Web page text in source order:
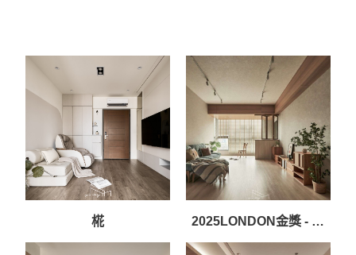
椛
2025LONDON金獎 - 暒
桵